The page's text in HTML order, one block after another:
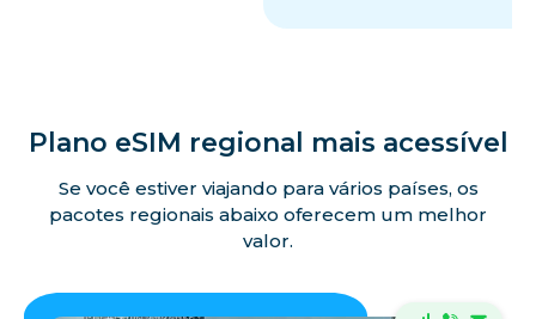
Plano eSIM regional mais acessível
Se você estiver viajando para vários países, os
pacotes regionais abaixo oferecem um melhor
valor.